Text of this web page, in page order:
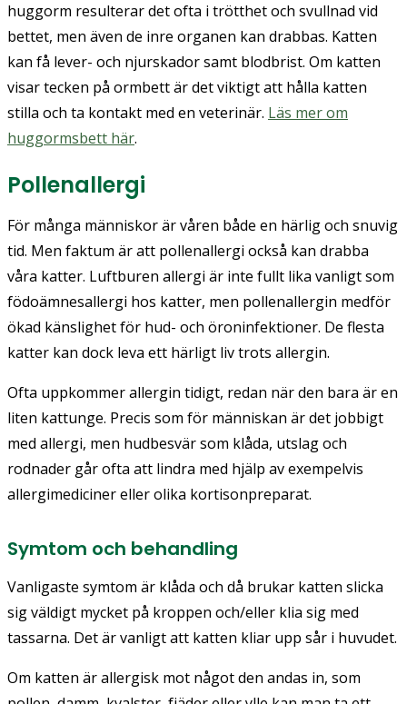
huggorm resulterar det ofta i trötthet och svullnad vid
bettet, men även de inre organen kan drabbas. Katten
kan få lever- och njurskador samt blodbrist. Om katten
visar tecken på ormbett är det viktigt att hålla katten
stilla och ta kontakt med en veterinär. Läs mer om
huggormsbett här.
Pollenallergi
För många människor är våren både en härlig och snuvig
tid. Men faktum är att pollenallergi också kan drabba
våra katter. Luftburen allergi är inte fullt lika vanligt som
födoämnesallergi hos katter, men pollenallergin medför
ökad känslighet för hud- och öroninfektioner. De flesta
katter kan dock leva ett härligt liv trots allergin.
Ofta uppkommer allergin tidigt, redan när den bara är en
liten kattunge. Precis som för människan är det jobbigt
med allergi, men hudbesvär som klåda, utslag och
rodnader går ofta att lindra med hjälp av exempelvis
allergimediciner eller olika kortisonpreparat.
Symtom och behandling
Vanligaste symtom är klåda och då brukar katten slicka
sig väldigt mycket på kroppen och/eller klia sig med
tassarna. Det är vanligt att katten kliar upp sår i huvudet.
Om katten är allergisk mot något den andas in, som